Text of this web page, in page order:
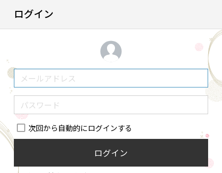
ログイン
次回から自動的にログインする
ログイン